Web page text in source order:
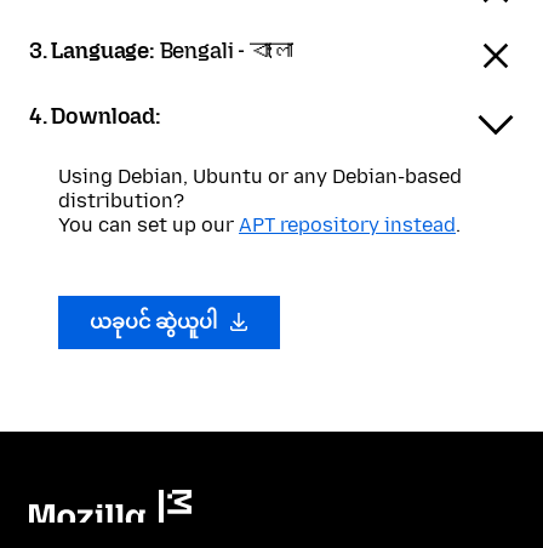
3. Language: Bengali - বাংলা
4. Download:
Using Debian, Ubuntu or any Debian-based
distribution?
You can set up our APT repository instead.
ယခုပင် ဆွဲယူပါ